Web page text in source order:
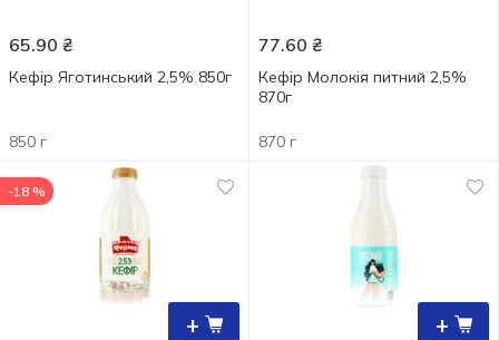
65.90 ₴
Кефір Яготинський 2,5% 850г
850 г
77.60 ₴
Кефір Молокія питний 2,5%
870г
870 г
+
-18 %
+